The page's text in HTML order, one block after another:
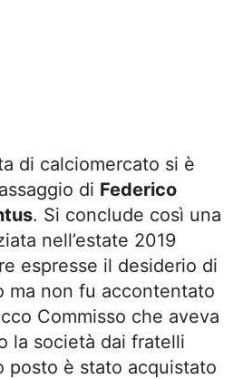
di calciomercato si è
di Federico
. Si conclude così una
nell’estate 2019
espresse il desiderio di
ma non fu accontentato
Commisso che aveva
la società dai fratelli
posto è stato acquistato